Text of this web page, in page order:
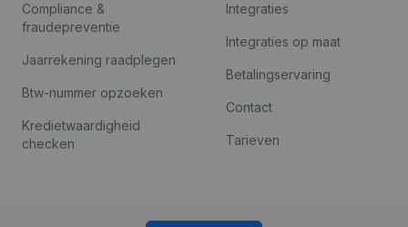
Compliance &
fraudepreventie
Jaarrekening raadplegen
Btw-nummer opzoeken
Kredietwaardigheid
checken
Integraties
Integraties op maat
Betalingservaring
Contact
Tarieven